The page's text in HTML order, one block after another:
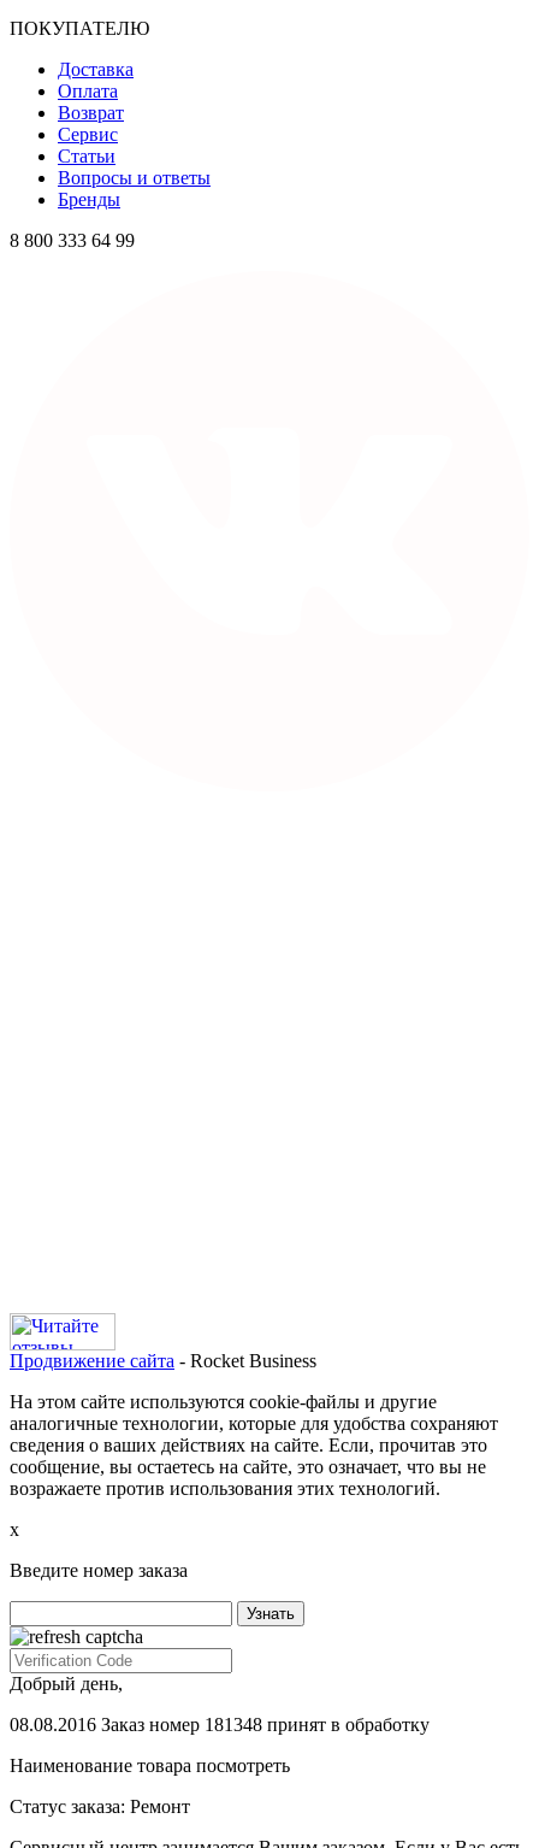
ПОКУПАТЕЛЮ
Доставка
Оплата
Возврат
Сервис
Статьи
Вопросы и ответы
Бренды
8 800 333 64 99
Продвижение сайта - Rocket Business
На этом сайте используются cookie-файлы и другие
аналогичные технологии, которые для удобства сохраняют
сведения о ваших действиях на сайте. Если, прочитав это
сообщение, вы остаетесь на сайте, это означает, что вы не
возражаете против использования этих технологий.
х
Введите номер заказа
Добрый день,
08.08.2016 Заказ номер 181348 принят в обработку
Наименование товара посмотреть
Статус заказа: Ремонт